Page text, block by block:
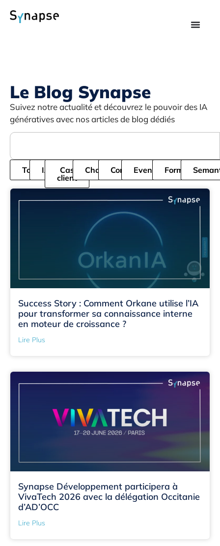
Le Blog Synapse
Suivez notre actualité et découvrez le pouvoir des IA
génératives avec nos articles de blog dédiés
Tous IA
Cas
client
ChatbotCordialEvenementFormation
Success Story : Comment Orkane utilise l’IA
pour transformer sa connaissance interne
en moteur de croissance ?
Lire Plus
Synapse Développement participera à
VivaTech 2026 avec la délégation Occitanie
d’AD’OCC
Lire Plus